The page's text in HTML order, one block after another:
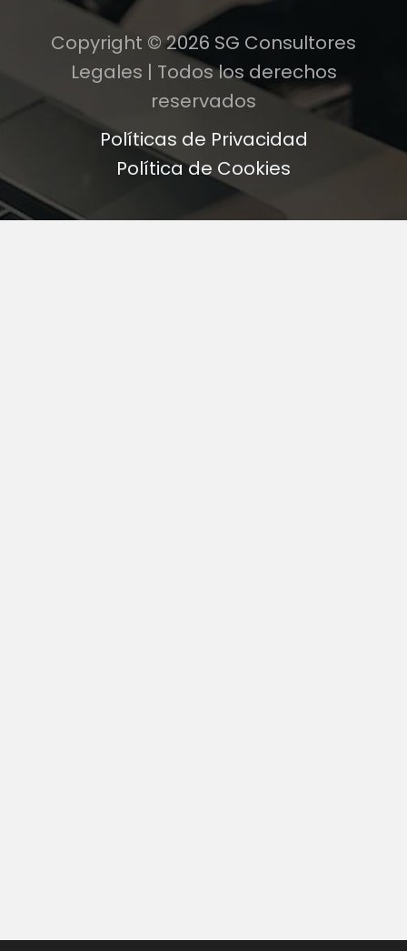
Copyright © 2026 SG Consultores
Legales | Todos los derechos
reservados
Políticas de Privacidad
Política de Cookies